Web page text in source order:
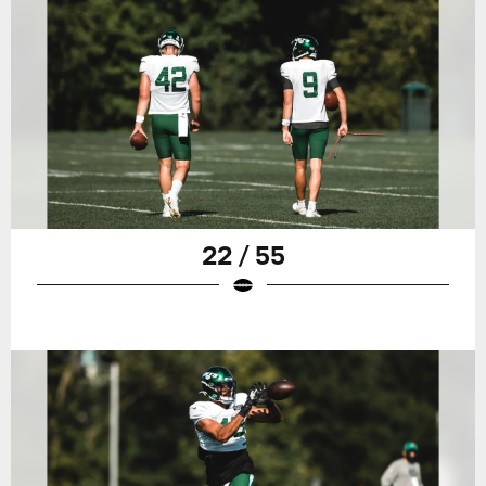
22 / 55